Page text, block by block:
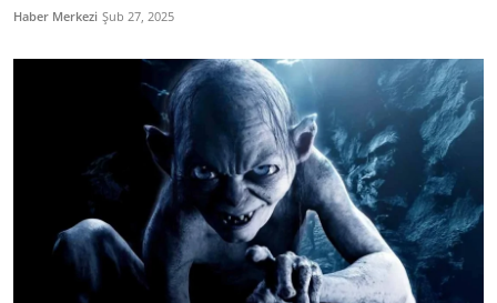
Haber Merkezi Şub 27, 2025